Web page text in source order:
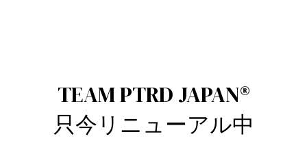
TEAM PTRD JAPAN®︎
只今リニューアル中